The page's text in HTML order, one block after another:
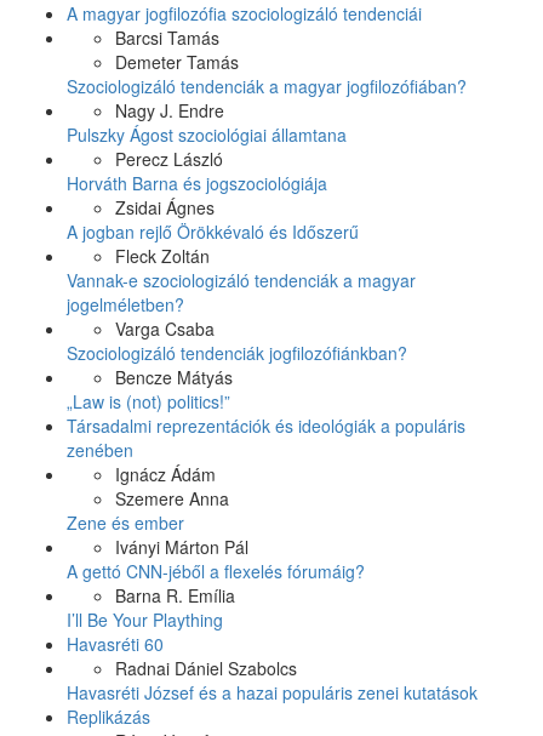
A magyar jogfilozófia szociologizáló tendenciái
Barcsi Tamás
Demeter Tamás
Szociologizáló tendenciák a magyar jogfilozófiában?
Nagy J. Endre
Pulszky Ágost szociológiai államtana
Perecz László
Horváth Barna és jogszociológiája
Zsidai Ágnes
A jogban rejlő Örökkévaló és Időszerű
Fleck Zoltán
Vannak-e szociologizáló tendenciák a magyar
jogelméletben?
Varga Csaba
Szociologizáló tendenciák jogfilozófiánkban?
Bencze Mátyás
„Law is (not) politics!”
Társadalmi reprezentációk és ideológiák a populáris
zenében
Ignácz Ádám
Szemere Anna
Zene és ember
Iványi Márton Pál
A gettó CNN-jéből a flexelés fórumáig?
Barna R. Emília
I’ll Be Your Plaything
Havasréti 60
Radnai Dániel Szabolcs
Havasréti József és a hazai populáris zenei kutatások
Replikázás